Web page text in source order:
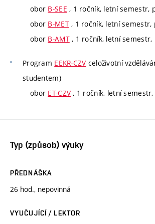
obor B-SEE , 1 ročník, letní semestr,
obor B-MET, 1 ročník, letní semestr,
obor B-AMT, 1 ročník, letní semestr,
Program EEKR-CZV celoživotní
studentem)
obor ET-CZV , 1 ročník, letní
Typ (způsob) výuky
PŘEDNÁŠKA
26 hod., nepovinná
VYUČUJÍCÍ / LEKTOR